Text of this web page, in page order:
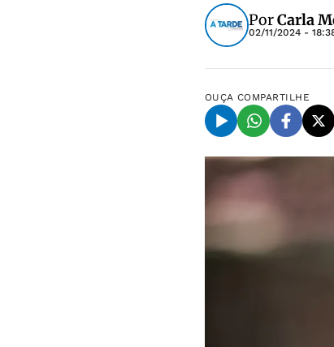
PorCarla
02/11/2024 -
OUÇA COMPARTILHE